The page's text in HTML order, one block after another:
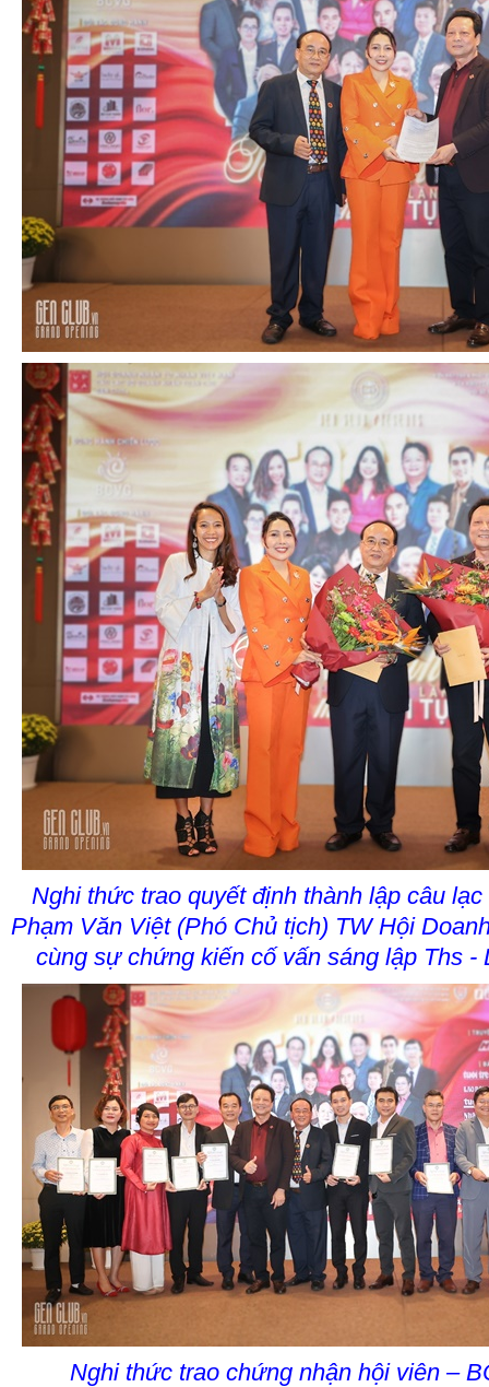
Nghi thức trao quyết định thành lập câu
Phạm Văn Việt (Phó Chủ tịch) TW Hội
cùng sự chứng kiến cố vấn sáng lập Ths -
Nghi thức trao chứng nhận hội viên –